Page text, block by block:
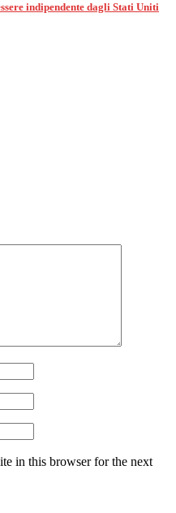
indipendente dagli Stati Uniti
in this browser for the next